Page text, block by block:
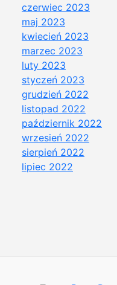
czerwiec 2023
maj 2023
kwiecień 2023
marzec 2023
luty 2023
styczeń 2023
grudzień 2022
listopad 2022
październik 2022
wrzesień 2022
sierpień 2022
lipiec 2022